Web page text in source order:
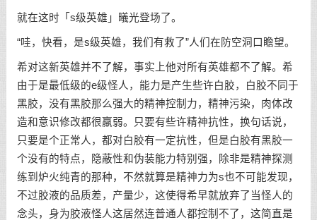
就在这时「s级英雄」㬢光登场了。
“哇，快看，是s级英雄，我们有救了”人们在防空洞口瞻望。
希对这新英雄并不了解，事实上他对所有英雄都不了解。希
由于是最低级的e级怪人，能力是产生些许白胶，白胶不同于
黑胶，没有黑胶那么强大的精神控制力，精神污染，肉体改
造和意识修改都很羸弱。只要有些许精神抗性，换句话说，
只要是个正常人，都对白胶有一定抗性，但是白胶有黑胶一
个没有的特点，隐蔽性和伪装能力特别强，除非是精神探测
练到炉火纯青的那种，不然就算是精神力为s也不可能发现，
不过胶液的品质差，产量少，这使得希早就放弃了当怪人的
念头，身为胶液怪人这居然连普通人都控制不了，这简直是